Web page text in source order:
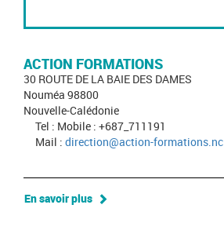
ACTION FORMATIONS
30 ROUTE DE LA BAIE DES DAMES
Nouméa 98800
Nouvelle-Calédonie
Tel : Mobile : +687_711191
Mail : direction@action-formations.nc
En savoir plus